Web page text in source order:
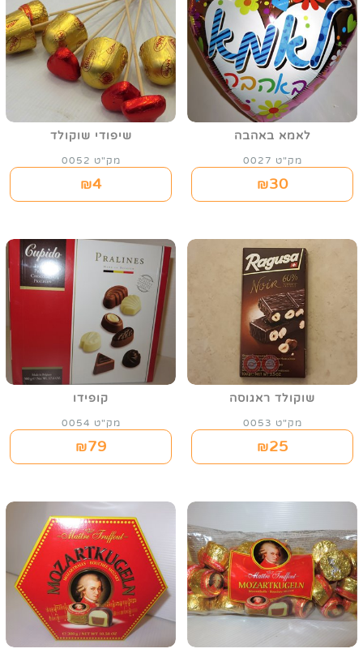
לאמא באהבה
מק"ט 0027
₪30
שיפודי שוקולד
מק"ט 0052
₪4
שוקולד ראגוסה
מק"ט 0053
₪25
קופידו
מק"ט 0054
₪79